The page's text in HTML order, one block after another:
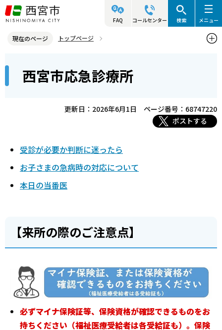
こ
の
ジ
先
FAQ コールセンター 検索 メニュー
現在のページ
トップページ
西宮市応急診療所
こ
西宮市応急診療所
更新日：2026年6月1日
ページ番号：68747220
ポストする
受診が必要か判断に迷ったら
お子さまの急病時の対応について
本日の当番医
【来所の際のご注意点】
必ずマイナ保険証等、保険資格が確認できるものをお
持ちください（福祉医療受給者は各受給証も）。保険